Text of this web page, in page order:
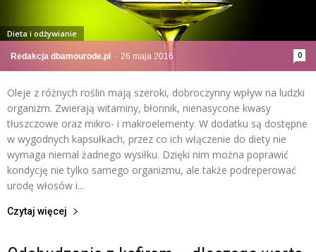
Redakcja dbamourode.pl - 26 maja 2016 0
Dieta i odżywianie
Oleje z różnych roślin mają szeroki, dobroczynny wpływ na ludzki
organizm. Zwierają witaminy, błonnik, nienasycone kwasy
tłuszczowe oraz mikro- i makroelementy. W dodatku są dostępne
w wygodnych kapsułkach, przez co ich włączenie do diety nie
wymaga niemal żadnego wysiłku. Dzięki nim można poprawić
kondycję nie tylko samego organizmu, ale także podreperować
urodę włosów i...
Czytaj więcej